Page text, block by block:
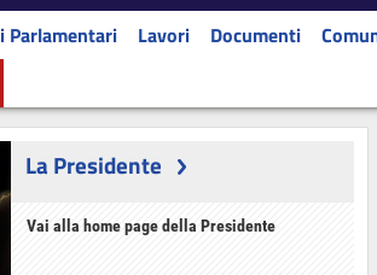
Parlamentari Lavori Documenti
La Presidente
Vai alla home page della Presidente